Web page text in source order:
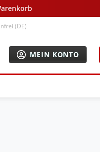
(DE)
MEIN KONTO